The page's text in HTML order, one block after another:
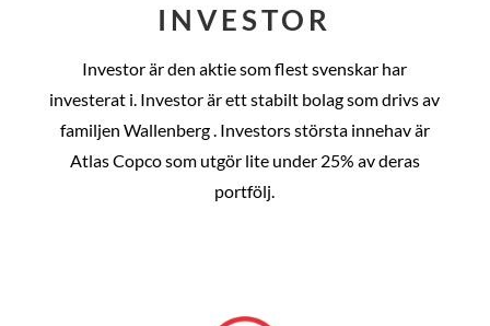
INVESTOR
Investor är den aktie som flest svenskar har
investerat i. Investor är ett stabilt bolag som drivs av
familjen Wallenberg . Investors största innehav är
Atlas Copco som utgör lite under 25% av deras
portfölj.